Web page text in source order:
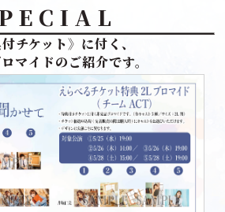
付チケット》に付く、
マイドのご紹介です。